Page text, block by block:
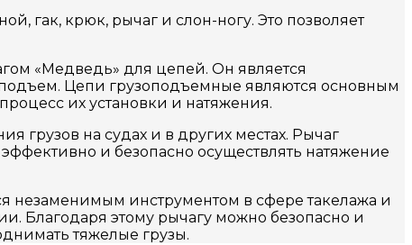
гак, крюк, рычаг и слон-ногу. Это позволяет
«Медведь» для цепей. Он является
Цепи грузоподъемные являются основным
их установки и натяжения.
грузов на судах и в других местах. Рычаг
и безопасно осуществлять натяжение
незаменимым инструментом в сфере такелажа и
Благодаря этому рычагу можно безопасно и
тяжелые грузы.